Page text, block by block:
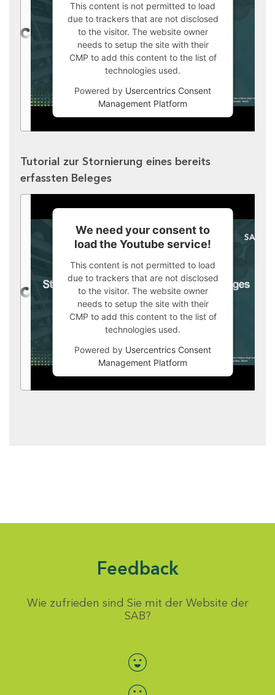
This content is not permitted to load
due to trackers that are not disclosed
to the visitor. The website owner
needs to setup the site with their
CMP to add this content to the list of
technologies used.
Powered by Usercentrics Consent
Management Platform
Tutorial zur Stornierung eines bereits
erfassten Beleges
We need your consent to
load the Youtube service!
This content is not permitted to load
due to trackers that are not disclosed
to the visitor. The website owner
needs to setup the site with their
CMP to add this content to the list of
technologies used.
Powered by Usercentrics Consent
Management Platform
Feedback
Wie zufrieden sind Sie mit der Website der
SAB?
Bewertung auswählen